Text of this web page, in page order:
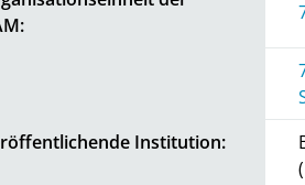
Institution: